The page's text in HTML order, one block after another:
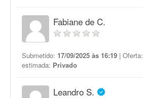
Fabiane de C.
Submetido: 17/09/2025 às 16:19 | Oferta:
estimada: Privado
Leandro S.